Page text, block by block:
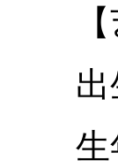
【艺
出生
生年